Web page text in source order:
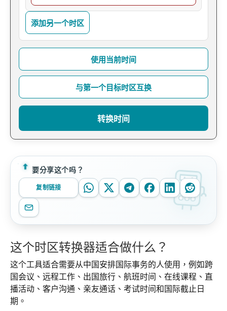
添加另一个时区
使用当前时间
与第一个目标时区互换
转换时间
要分享这个吗？
复制链接
这个时区转换器适合做什么？
这个工具适合需要从中国安排国际事务的人使用，例如跨
国会议、远程工作、出国旅行、航班时间、在线课程、直
播活动、客户沟通、亲友通话、考试时间和国际截止日
期。